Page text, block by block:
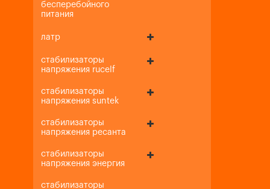
бесперебойного
питания
латр
стабилизаторы
напряжения rucelf
стабилизаторы
напряжения suntek
стабилизаторы
напряжения ресанта
стабилизаторы
напряжения энергия
стабилизаторы